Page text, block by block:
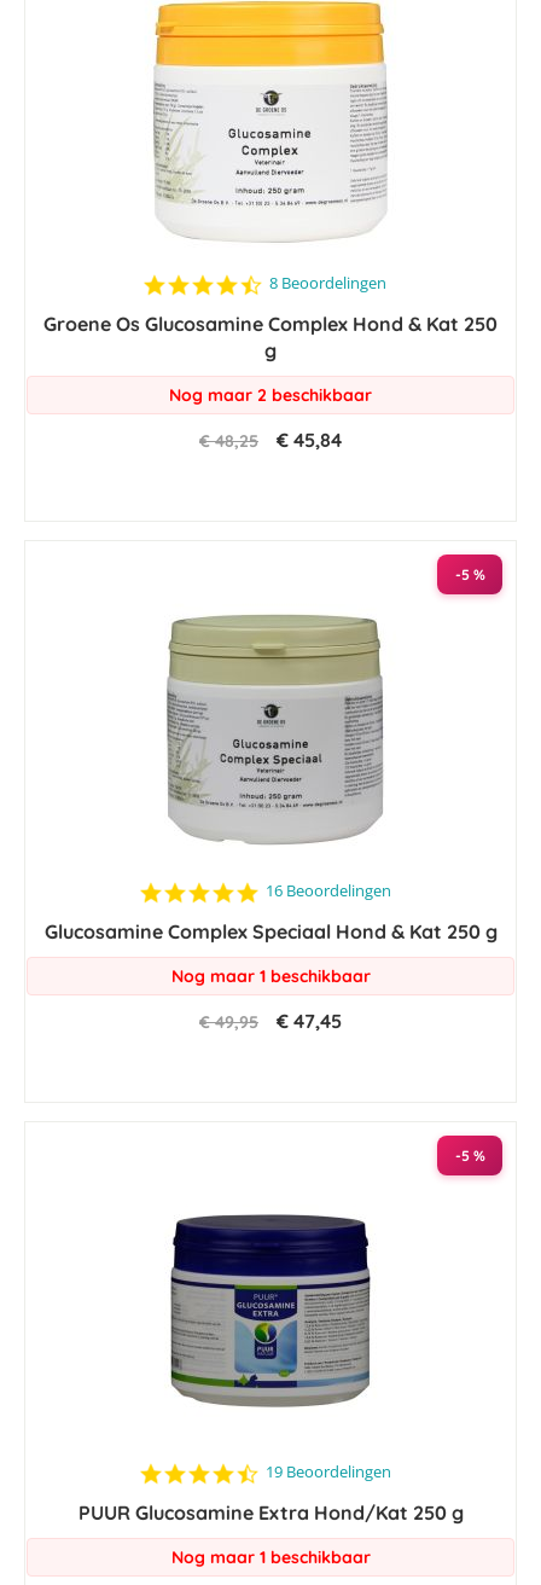
4.5
rating
8 Beoordelingen
Groene Os Glucosamine Complex Hond & Kat 250
g
Nog maar 2 beschikbaar
€ 48,25 € 45,84
-5 %
4.8
rating
16 Beoordelingen
Glucosamine Complex Speciaal Hond & Kat 250 g
Nog maar 1 beschikbaar
€ 49,95 € 47,45
-5 %
4.3
rating
19 Beoordelingen
PUUR Glucosamine Extra Hond/Kat 250 g
Nog maar 1 beschikbaar